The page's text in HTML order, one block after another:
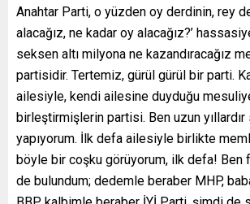
Anahtar Parti, o yüzden oy derdinin, rey
alacağız, ne kadar oy alacağız?’
seksen altı milyona ne kazandıracağız
partisidir. Tertemiz, gürül gürül bir parti.
ailesiyle, kendi ailesine duyduğu
birleştirmişlerin partisi. Ben uzun
yapıyorum. İlk defa ailesiyle birlikte
böyle bir coşku görüyorum, ilk defa! Ben
de bulundum; dedemle beraber MHP,